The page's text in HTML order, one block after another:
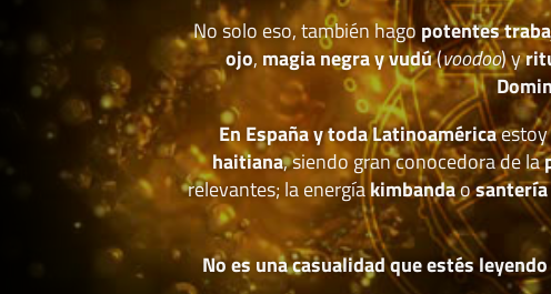
No solo eso, también hago potentes
ojo, magia negra y vudú(voodoo) y
En España y toda Latinoaméricaestoy
haitiana, siendo gran conocedora de la
relevantes; la energíakimbandao
No es una casualidad que estés